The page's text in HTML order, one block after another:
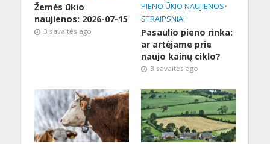
Žemės ūkio
naujienos: 2026-07-15
3 savaitės ago
PIENO ŪKIO NAUJIENOS•
STRAIPSNIAI
Pasaulio pieno rinka:
ar artėjame prie
naujo kainų ciklo?
3 savaitės ago